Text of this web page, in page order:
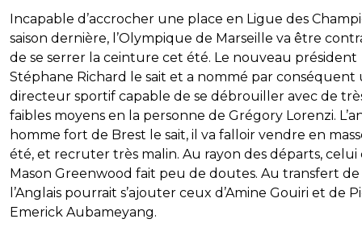
Incapable d’accrocher une place en Ligue des
saison dernière, l’Olympique de Marseille va être
de se serrer la ceinture cet été. Le nouveau président
Stéphane Richard le sait et a nommé par conséquent
directeur sportif capable de se débrouiller avec de
faibles moyens en la personne de Grégory Lorenzi.
homme fort de Brest le sait, il va falloir vendre en
été, et recruter très malin. Au rayon des départs, celui
Mason Greenwood fait peu de doutes. Au transfert de
l’Anglais pourrait s’ajouter ceux d’Amine Gouiri et de
Emerick Aubameyang.